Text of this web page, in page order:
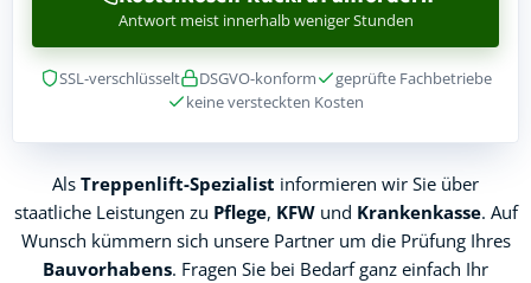
Antwort meist innerhalb weniger Stunden
SSL-verschlüsselt DSGVO-konform
geprüfte Fachbetriebe
keine versteckten Kosten
Als Treppenlift-Spezialist informieren wir Sie über
staatliche Leistungen zu Pflege, KFWund Krankenkasse. Auf
Wunsch kümmern sich unsere Partner um die Prüfung Ihres
Bauvorhabens. Fragen Sie bei Bedarf ganz einfach Ihr